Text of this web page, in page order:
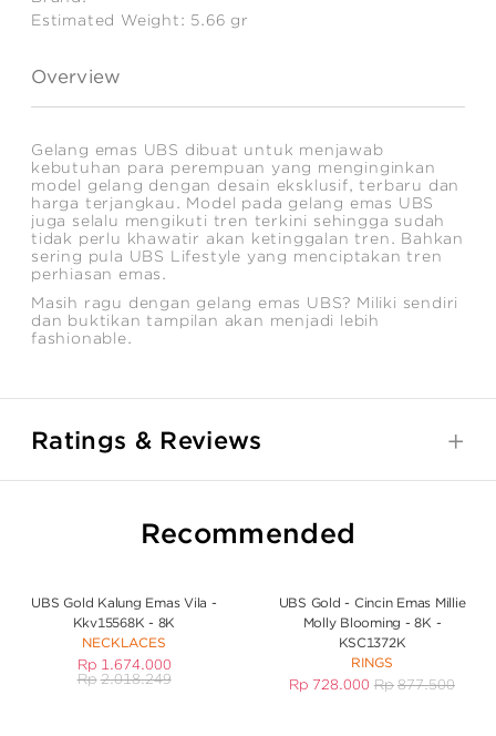
Estimated Weight: 5.66 gr
Overview
Gelang emas UBS dibuat untuk menjawab
kebutuhan para perempuan yang menginginkan
model gelang dengan desain eksklusif, terbaru dan
harga terjangkau. Model pada gelang emas UBS
juga selalu mengikuti tren terkini sehingga sudah
tidak perlu khawatir akan ketinggalan tren. Bahkan
sering pula UBS Lifestyle yang menciptakan tren
perhiasan emas.
Masih ragu dengan gelang emas UBS? Miliki sendiri
dan buktikan tampilan akan menjadi lebih
fashionable.
Ratings & Reviews
Recommended
UBS Gold Kalung Emas Vila -
Kkv15568K - 8K
NECKLACES
Rp 1.674.000
Rp 2.018.249
UBS Gold - Cincin Emas Millie
Molly Blooming - 8K -
KSC1372K
RINGS
Rp 728.000 Rp 877.500